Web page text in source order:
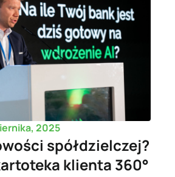
2025
spółdzielczej?
klienta 360°